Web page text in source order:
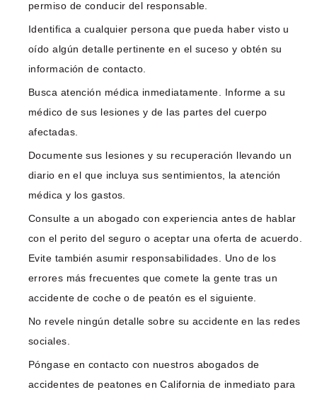
permiso de conducir del responsable.
Identifica a cualquier persona que pueda haber visto u
oído algún detalle pertinente en el suceso y obtén su
información de contacto.
Busca atención médica inmediatamente. Informe a su
médico de sus lesiones y de las partes del cuerpo
afectadas.
Documente sus lesiones y su recuperación llevando un
diario en el que incluya sus sentimientos, la atención
médica y los gastos.
Consulte a un abogado con experiencia antes de hablar
con el perito del seguro o aceptar una oferta de acuerdo.
Evite también asumir responsabilidades. Uno de los
errores más frecuentes que comete la gente tras un
accidente de coche o de peatón es el siguiente.
No revele ningún detalle sobre su accidente en las redes
sociales.
Póngase en contacto con nuestros abogados de
accidentes de peatones en California de inmediato para